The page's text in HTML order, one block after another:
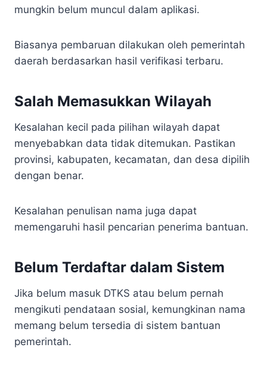
mungkin belum muncul dalam aplikasi.
Biasanya pembaruan dilakukan oleh pemerintah
daerah berdasarkan hasil verifikasi terbaru.
Salah Memasukkan Wilayah
Kesalahan kecil pada pilihan wilayah dapat
menyebabkan data tidak ditemukan. Pastikan
provinsi, kabupaten, kecamatan, dan desa dipilih
dengan benar.
Kesalahan penulisan nama juga dapat
memengaruhi hasil pencarian penerima bantuan.
Belum Terdaftar dalam Sistem
Jika belum masuk DTKS atau belum pernah
mengikuti pendataan sosial, kemungkinan nama
memang belum tersedia di sistem bantuan
pemerintah.